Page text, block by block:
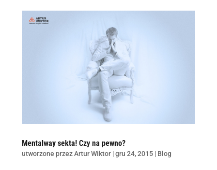
Mentalway sekta! Czy na pewno?
utworzone przezArtur Wiktor|gru 24, 2015| Blog